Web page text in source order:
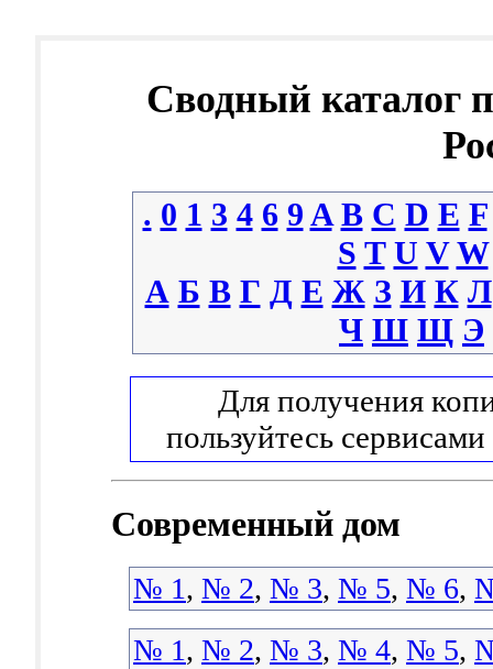
Сводный каталог
. 0 1 3 4 6 9 A B C D E F
S T U V W
А Б В Г Д Е Ж З И К Л
Ч Ш Щ Э
Для получения
пользуйтесь сервисами
Современный дом
№ 1, № 2, № 3, № 5, № 6,
№ 1, № 2, № 3, № 4, № 5,